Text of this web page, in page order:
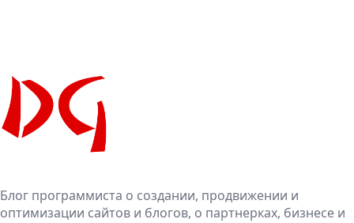
Блог программиста о создании, продвижении и
оптимизации сайтов и блогов, о партнерках, бизнесе и